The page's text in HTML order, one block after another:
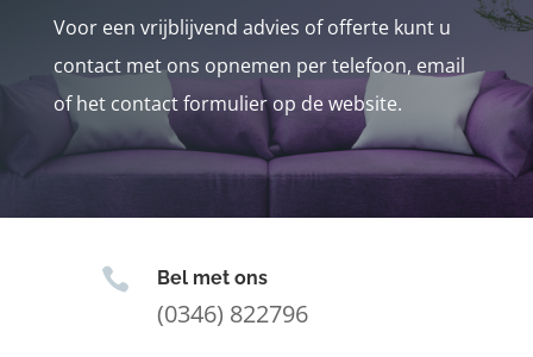
Voor een vrijblijvend advies of offerte kunt u
contact met ons opnemen per telefoon, email
of het contact formulier op de website.
 Bel met ons
(0346) 822796